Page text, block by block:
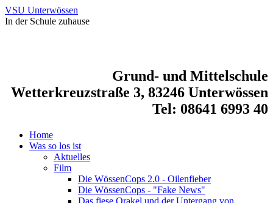
VSU Unterwössen
In der Schule zuhause
Grund- und Mittelschule
Wetterkreuzstraße 3, 83246 Unterwössen
Tel: 08641 6993 40
Home
Was so los ist
Aktuelles
Film
Die WössenCops 2.0 - Oilenfieber
Die WössenCops - "Fake News"
Das fiese Orakel und der Untergang von